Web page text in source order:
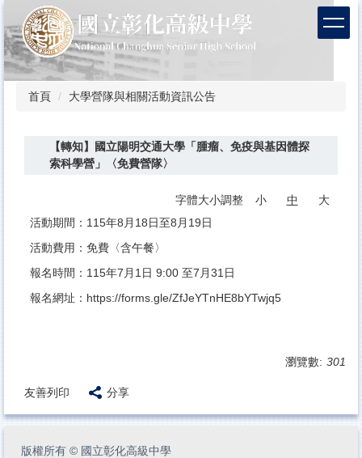
到
主
要
內
首頁 大學營隊與相關活動資訊公告
【轉知】國立陽明交通大學「腫瘤、免疫與基因體探
索科學營」〈免費營隊〉
字體大小調整 小 中
大
活動期間：115年8月18日至8月19日
活動費用：免費〈含午餐〉
報名時間：115年7月1日 9:00 至7月31日
報名網址： https://forms.gle/ZfJeYTnHE8bYTwjq5
瀏覽數: 301
友善列印 分享
版權所有 © 國立彰化高級中學